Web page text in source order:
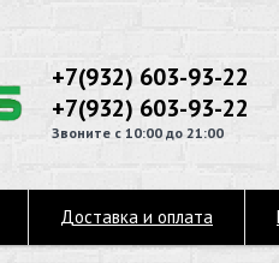
+7(932) 603-93-22
+7(932) 603-93-22
Звоните с 10:00 до 21:00
Доставка и оплата